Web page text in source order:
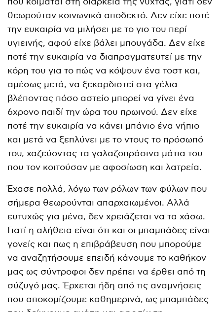
θεωρούταν κοινωνικά αποδεκτό. Δεν είχε ποτέ
την ευκαιρία να μιλήσει με το γιο του περί
υγιεινής, αφού είχε βάλει μπουγάδα. Δεν είχε
ποτέ την ευκαιρία να διαπραγματευτεί με την
κόρη του για το πώς να κόψουν ένα τοστ και,
αμέσως μετά, να ξεκαρδιστεί στα γέλια
βλέποντας πόσο αστείο μπορεί να γίνει ένα
6χρονο παιδί την ώρα του πρωινού. Δεν είχε
ποτέ την ευκαιρία να κάνει μπάνιο ένα νήπιο
και μετά να ξεπλύνει με το ντους το πρόσωπό
του, χαζεύοντας τα γαλαζοπράσινα μάτια του
που τον κοιτούσαν με αφοσίωση και λατρεία.
Έχασε πολλά, λόγω των ρόλων των φύλων που
σήμερα θεωρούνται απαρχαιωμένοι. Αλλά
ευτυχώς για μένα, δεν χρειάζεται να τα χάσω.
Γιατί η αλήθεια είναι ότι και οι μπαμπάδες είναι
γονείς και πως η επιβράβευση που μπορούμε
να αναζητήσουμε επειδή κάνουμε το καθήκον
μας ως σύντροφοι δεν πρέπει να έρθει από τη
σύζυγό μας. Έρχεται ήδη από τις αναμνήσεις
που αποκομίζουμε καθημερινά, ως μπαμπάδες